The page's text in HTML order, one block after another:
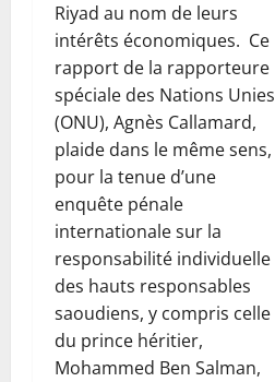
Riyad au nom de leurs
intérêts économiques. Ce
rapport de la rapporteure
spéciale des Nations Unies
(ONU), Agnès Callamard,
plaide dans le même sens,
pour la tenue d’une
enquête pénale
internationale sur la
responsabilité individuelle
des hauts responsables
saoudiens, y compris celle
du prince héritier,
Mohammed Ben Salman,